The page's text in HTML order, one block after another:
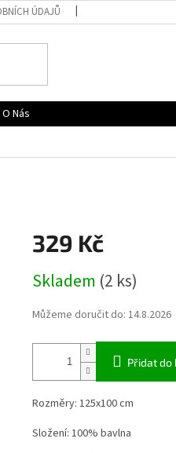
ÚDAJŮ
O Nás
329 Kč
cena:
Skladem (2 ks)
Můžeme doručit do: 14.8.2026
Přidat do
Rozměry: 125x100 cm
Složení: 100% bavlna